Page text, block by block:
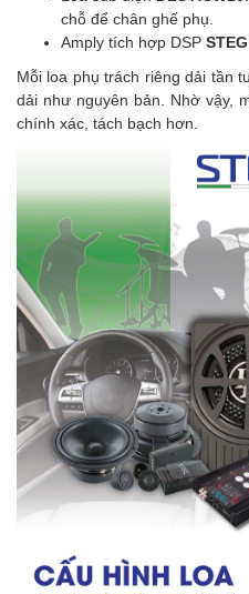
chỗ để chân ghế phụ.
Amply tích hợp DSP
Mỗi loa phụ trách riêng dải tần
dải như nguyên bản. Nhờ vậy,
chính xác, tách bạch hơn.